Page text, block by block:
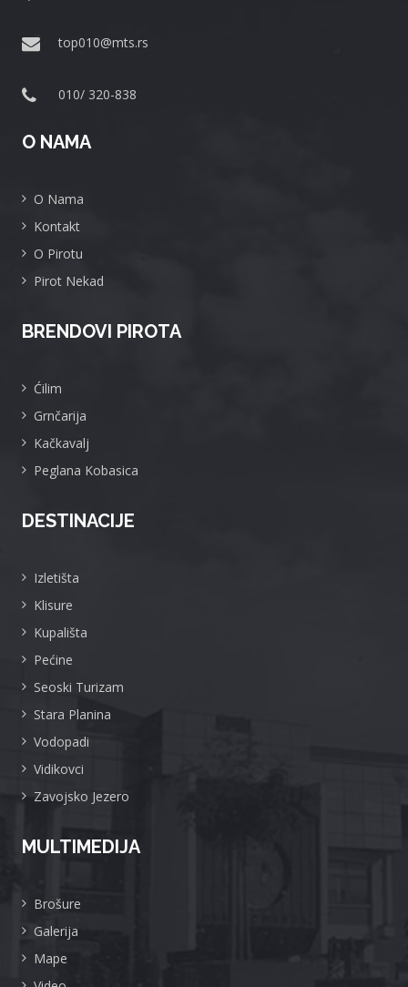
top010@mts.rs
010/ 320-838
O NAMA
O Nama
Kontakt
O Pirotu
Pirot Nekad
BRENDOVI PIROTA
Ćilim
Grnčarija
Kačkavalj
Peglana Kobasica
DESTINACIJE
Izletišta
Klisure
Kupališta
Pećine
Seoski Turizam
Stara Planina
Vodopadi
Vidikovci
Zavojsko Jezero
MULTIMEDIJA
Brošure
Galerija
Mape